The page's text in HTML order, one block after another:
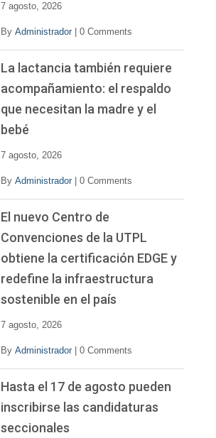
7 agosto, 2026
By Administrador 0 Comments
La lactancia también requiere
acompañamiento: el respaldo
que necesitan la madre y el
bebé
7 agosto, 2026
By Administrador 0 Comments
El nuevo Centro de
Convenciones de la UTPL
obtiene la certificación EDGE y
redefine la infraestructura
sostenible en el país
7 agosto, 2026
By Administrador 0 Comments
Hasta el 17 de agosto pueden
inscribirse las candidaturas
seccionales